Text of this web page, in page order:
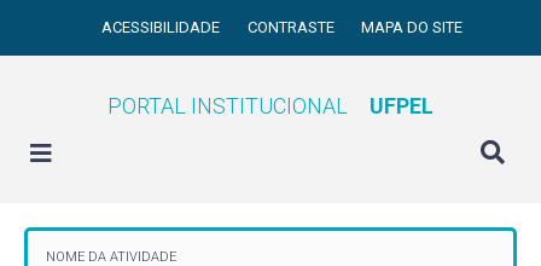
ACESSIBILIDADE CONTRASTE MAPA DO SITE
PORTAL INSTITUCIONAL UFPEL
NOME DA ATIVIDADE